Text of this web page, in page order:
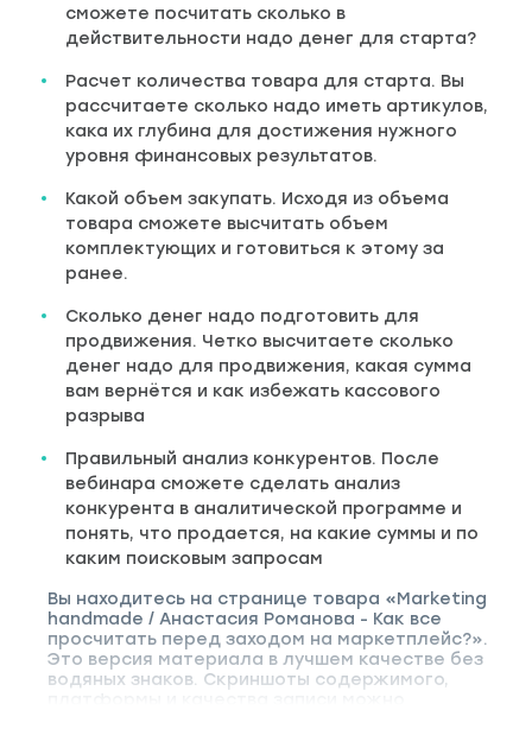
сможете посчитать сколько в
действительности надо денег для старта?
Расчет количества товара для старта. Вы
рассчитаете сколько надо иметь артикулов,
кака их глубина для достижения нужного
уровня финансовых результатов.
Какой объем закупать. Исходя из объема
товара сможете высчитать объем
комплектующих и готовиться к этому за
ранее.
Сколько денег надо подготовить для
продвижения. Четко высчитаете сколько
денег надо для продвижения, какая сумма
вам вернётся и как избежать кассового
разрыва
Правильный анализ конкурентов. После
вебинара сможете сделать анализ
конкурента в аналитической программе и
понять, что продается, на какие суммы и по
каким поисковым запросам
Вы находитесь на странице товара «Marketing
handmade / Анастасия Романова - Как все
просчитать перед заходом на маркетплейс?».
Это версия материала в лучшем качестве без
водяных знаков. Скриншоты содержимого,